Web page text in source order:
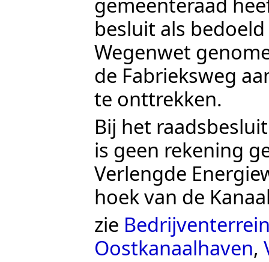
besluit als
Wegenwet
de Fabrieksweg
te onttrekken.
Bij het
is geen rekening
Verlengde
hoek van de
zie
Oostkanaalhaven,